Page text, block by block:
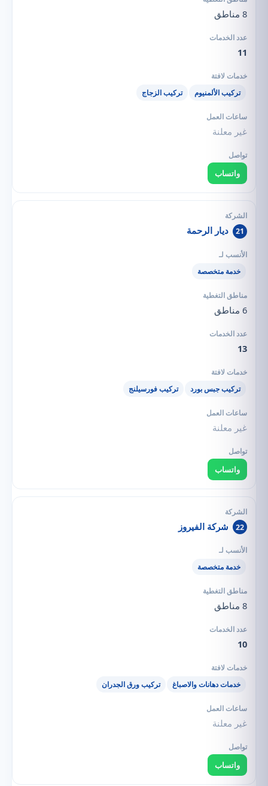
8 مناطق
11
تركيب الألمنيوم تركيب الزجاج
غير معلنة
واتساب
21 ديار الرحمة
خدمة متخصصة
6 مناطق
13
تركيب جبس بورد تركيب فورسيلنج
غير معلنة
واتساب
22 شركة الفيروز
خدمة متخصصة
8 مناطق
10
خدمات دهانات والاصباغ تركيب ورق الجدران
غير معلنة
واتساب